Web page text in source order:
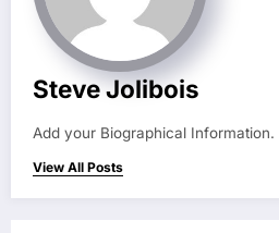
Steve Jolibois
Add your Biographical Information.
View All Posts